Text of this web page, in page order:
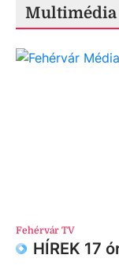
Multimédia
Fehérvár TV
HÍREK 17